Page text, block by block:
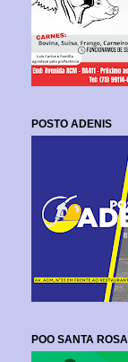
POSTO ADENIS
POO SANTA ROSA